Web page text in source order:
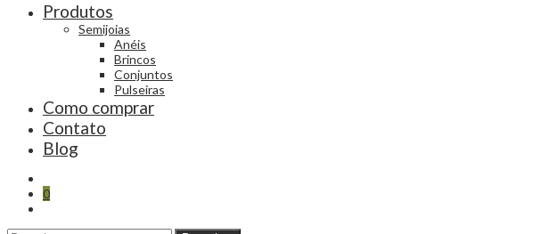
Produtos
Semijoias
Anéis
Brincos
Conjuntos
Pulseiras
Como comprar
Contato
Blog
0